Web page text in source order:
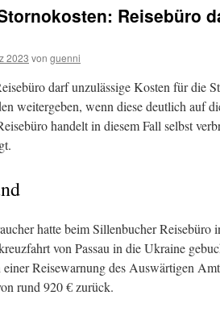
Reisebüro
2023 von guenni
darf unzulässige Kosten für die
weitergeben, wenn diese deutlich auf
handelt in diesem Fall selbst
hatte beim Sillenbucher Reisebüro
von Passau in die Ukraine
Reisewarnung des Auswärtigen
rund 920 € zurück.